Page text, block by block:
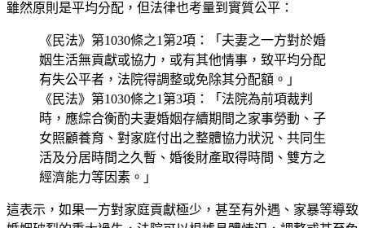
雖然原則是平均分配，但法律也考量到實質公平：
《民法》第1030條之1第2項：「夫妻之一方對於婚
姻生活無貢獻或協力，或有其他情事，致平均分配
有失公平者，法院得調整或免除其分配額。」
《民法》第1030條之1第3項：「法院為前項裁判
時，應綜合衡酌夫妻婚姻存續期間之家事勞動、子
女照顧養育、對家庭付出之整體協力狀況、共同生
活及分居時間之久暫、婚後財產取得時間、雙方之
經濟能力等因素。」
這表示，如果一方對家庭貢獻極少，甚至有外遇、家暴等導致